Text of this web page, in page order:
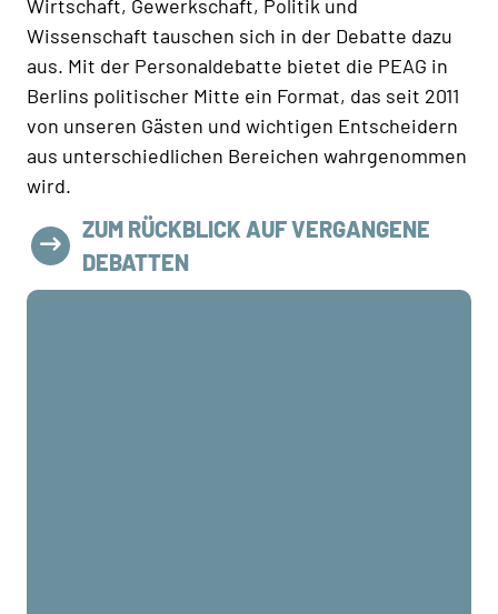
Wirtschaft, Gewerkschaft, Politik und
Wissenschaft tauschen sich in der Debatte dazu
aus. Mit der Personaldebatte bietet die PEAG in
Berlins politischer Mitte ein Format, das seit 2011
von unseren Gästen und wichtigen Entscheidern
aus unterschiedlichen Bereichen wahrgenommen
wird.
ZUM RÜCKBLICK AUF VERGANGENE
DEBATTEN